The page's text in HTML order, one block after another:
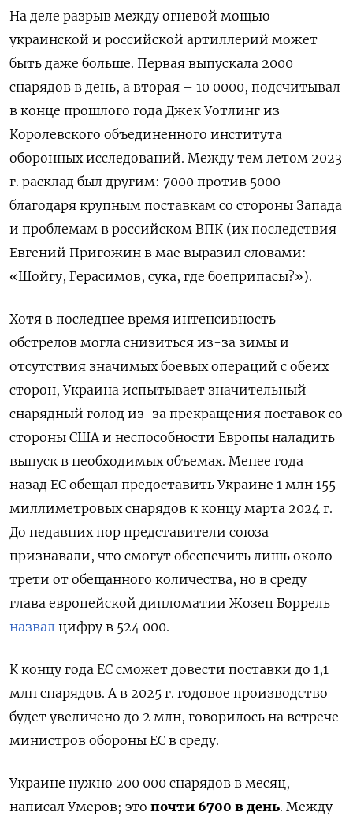
На деле разрыв между огневой мощью
украинской и российской артиллерий может
быть даже больше. Первая выпускала 2000
снарядов в день, а вторая – 10 0000, подсчитывал
в конце прошлого года Джек Уотлинг из
Королевского объединенного института
оборонных исследований. Между тем летом 2023
г. расклад был другим: 7000 против 5000
благодаря крупным поставкам со стороны Запада
и проблемам в российском ВПК (их последствия
Евгений Пригожин в мае выразил словами:
«Шойгу, Герасимов, сука, где боеприпасы?»).
Хотя в последнее время интенсивность
обстрелов могла снизиться из-за зимы и
отсутствия значимых боевых операций с обеих
сторон, Украина испытывает значительный
снарядный голод из-за прекращения поставок со
стороны США и неспособности Европы наладить
выпуск в необходимых объемах. Менее года
назад ЕС обещал предоставить Украине 1 млн 155-
миллиметровых снарядов к концу марта 2024 г.
До недавних пор представители союза
признавали, что смогут обеспечить лишь около
трети от обещанного количества, но в среду
глава европейской дипломатии Жозеп Боррель
назвал цифру в 524 000.
К концу года ЕС сможет довести поставки до 1,1
млн снарядов. А в 2025 г. годовое производство
будет увеличено до 2 млн, говорилось на встрече
министров обороны ЕС в среду.
Украине нужно 200 000 снарядов в месяц,
написал Умеров; это почти 6700 в день. Между